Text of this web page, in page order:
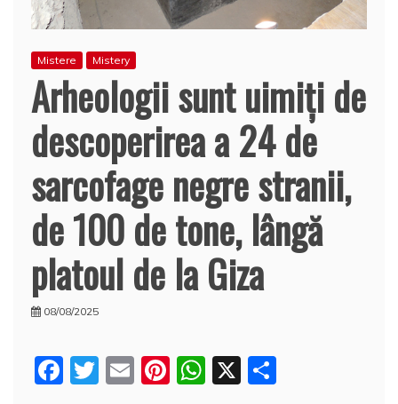
Mistere Mistery
Arheologii sunt uimiţi de
descoperirea a 24 de
sarcofage negre stranii,
de 100 de tone, lângă
platoul de la Giza
08/08/2025
F
T
E
Pi W X